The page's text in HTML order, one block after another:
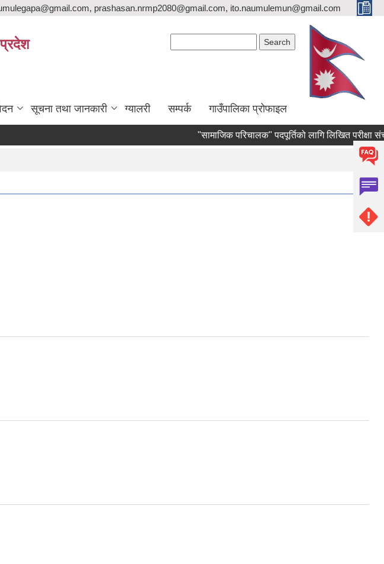
prashasan.nrmp2080@gmail.com, ito.naumulemun@gmail.com
प्रदेश
सूचना तथा जानकारी ग्यालरी सम्पर्क गाउँपालिका प्रोफाइल
"सामाजिक परिचालक" पदपूर्तिको लागि लिखित परीक्षा संचालन